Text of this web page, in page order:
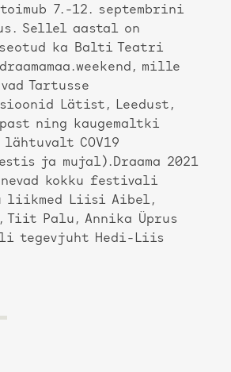
toimub 7.-12. septembrini
Sellel aastal on
ka Balti Teatri
mille
Tartusse
Lätist, Leedust,
ning kaugemaltki
COV19
ja mujal).Draama 2021
kokku festivali
liikmed Liisi Aibel,
Tiit Palu, Annika Üprus
tegevjuht Hedi-Liis